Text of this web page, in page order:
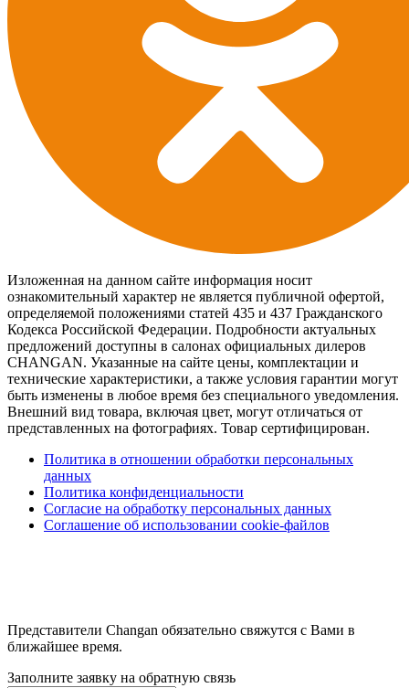
Изложенная на данном сайте информация носит
ознакомительный характер не является публичной офертой,
определяемой положениями статей 435 и 437 Гражданского
Кодекса Российской Федерации. Подробности актуальных
предложений доступны в салонах официальных дилеров
CHANGAN. Указанные на сайте цены, комплектации и
технические характеристики, а также условия гарантии могут
быть изменены в любое время без специального уведомления.
Внешний вид товара, включая цвет, могут отличаться от
представленных на фотографиях. Товар сертифицирован.
Политика в отношении обработки персональных
данных
Политика конфиденциальности
Согласие на обработку персональных данных
Соглашение об использовании cookie-файлов
Представители Changan обязательно свяжутся с Вами в
ближайшее время.
Заполните заявку на обратную связь